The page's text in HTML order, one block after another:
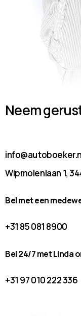
Neem
Wipmolenlaan 1,
Bel met een
+31 85 081 8900
Bel 24/7 met Linda
+31 97 010 222 336